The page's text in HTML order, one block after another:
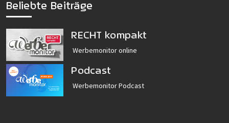
Beliebte Beiträge
RECHT kompakt
Werbemonitor online
Podcast
Werbemonitor Podcast